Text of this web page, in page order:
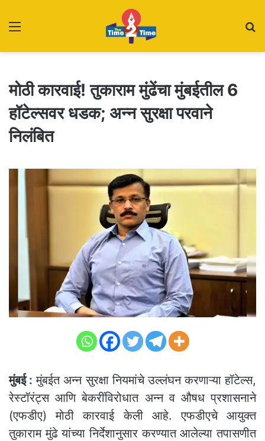
मोठी कारवाई! तुकाराम मुंढेंचा मुंबईतील 6
हॉटेल्सवर धडक; अन्न सुरक्षा परवाने
निलंबित
मुंबई : मुंबईत अन्न सुरक्षा नियमांचे उल्लंघन करणाऱ्या हॉटेल्स,
रेस्टॉरंट्स आणि बेकरींविरोधात अन्न व औषध प्रशासनाने
(एफडीए) मोठी कारवाई केली आहे. एफडीएचे आयुक्त
तुकाराम मुंढे यांच्या निर्देशानुसार करण्यात आलेल्या तपासणीत